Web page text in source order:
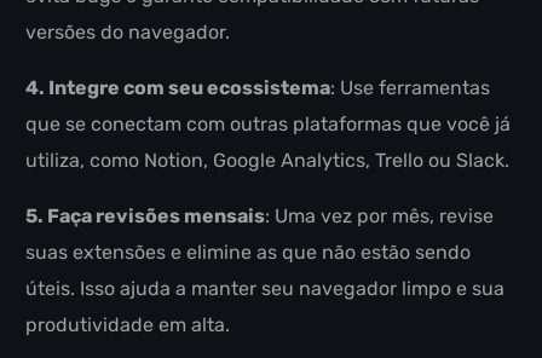
versões do navegador.
4. Integre com seu ecossistema: Use ferramentas
que se conectam com outras plataformas que você já
utiliza, como Notion, Google Analytics, Trello ou Slack.
5. Faça revisões mensais: Uma vez por mês, revise
suas extensões e elimine as que não estão sendo
úteis. Isso ajuda a manter seu navegador limpo e sua
produtividade em alta.